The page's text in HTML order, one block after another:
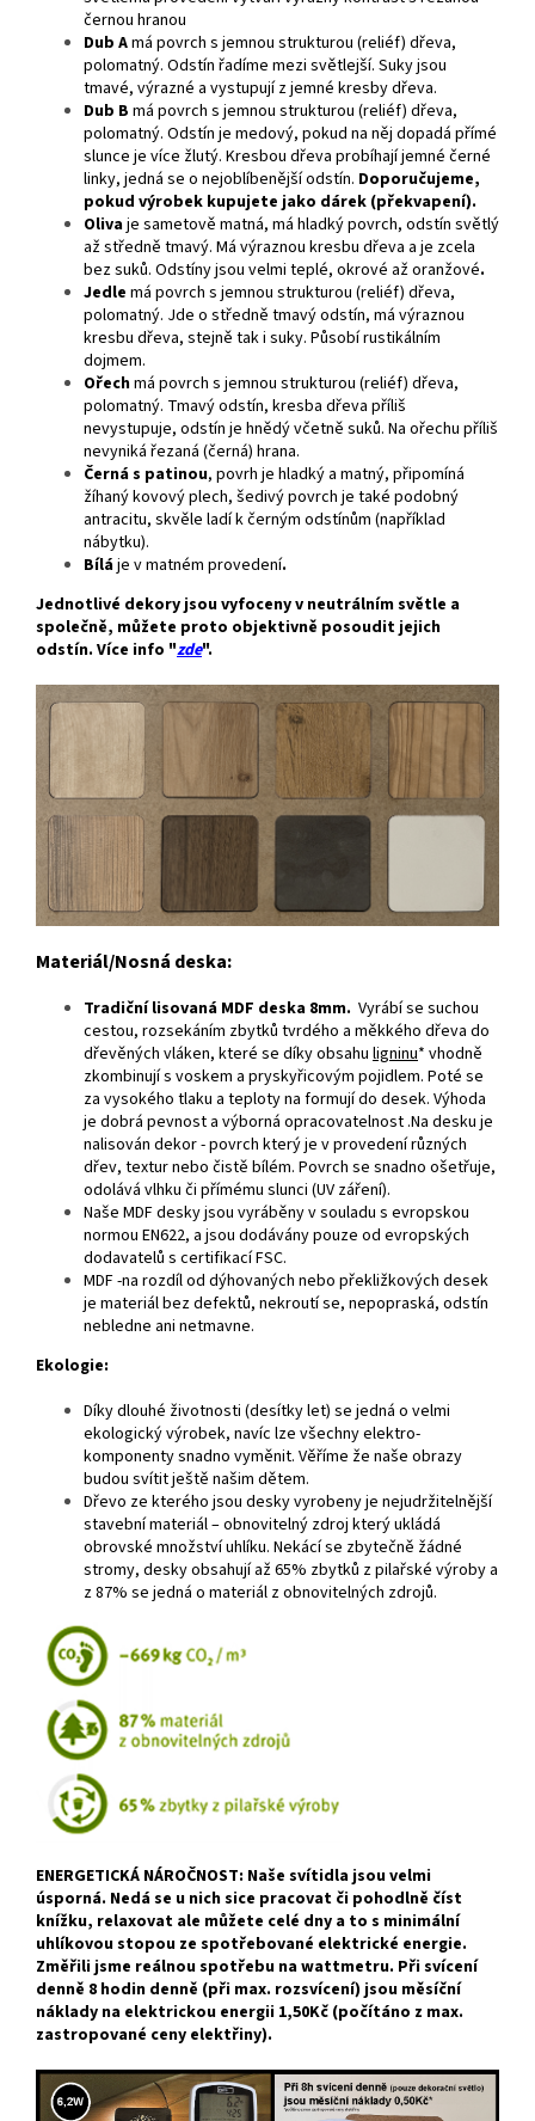
černou hranou
Dub Amá povrch s jemnou strukturou (reliéf) dřeva,
polomatný. Odstín řadíme mezi světlejší. Suky jsou
tmavé, výrazné a vystupují z jemné kresby dřeva.
Dub B má povrch s jemnou strukturou (reliéf) dřeva,
polomatný. Odstín je medový, pokud na něj dopadá přímé
slunce je více žlutý. Kresbou dřeva probíhají jemné černé
linky, jedná se o nejoblíbenější odstín. Doporučujeme,
pokud výrobek kupujete jako dárek (překvapení).
Olivaje sametově matná, má hladký povrch, odstín světlý
až středně tmavý. Má výraznou kresbu dřeva a je zcela
bez suků. Odstíny jsou velmi teplé, okrové až oranžové.
Jedle má povrch s jemnou strukturou (reliéf) dřeva,
polomatný. Jde o středně tmavý odstín, má výraznou
kresbu dřeva, stejně tak i suky. Působí rustikálním
dojmem.
Ořechmá povrch s jemnou strukturou (reliéf) dřeva,
polomatný. Tmavý odstín, kresba dřeva příliš
nevystupuje, odstín je hnědý včetně suků. Na ořechu příliš
nevyniká řezaná (černá) hrana.
Černá s patinou, povrh je hladký a matný, připomíná
žíhaný kovový plech, šedivý povrch je také podobný
antracitu, skvěle ladí k černým odstínům (například
nábytku).
Bíláje v matném provedení.
Jednotlivé dekory jsou vyfoceny v neutrálním světle a
společně, můžete proto objektivně posoudit jejich
odstín. Více info "zde".
Materiál/Nosná deska:
Tradiční lisovaná MDF deska 8mm. Vyrábí se suchou
cestou, rozsekáním zbytků tvrdého a měkkého dřeva do
dřevěných vláken, které se díky obsahu ligninu* vhodně
zkombinují s voskem a pryskyřicovým pojidlem. Poté se
za vysokého tlaku a teploty na formují do desek. Výhoda
je dobrá pevnost a výborná opracovatelnost .Na desku je
nalisován dekor - povrch který je v provedení různých
dřev, textur nebo čistě bílém. Povrch se snadno ošetřuje,
odolává vlhku či přímému slunci (UV záření).
Naše MDF desky jsou vyráběny v souladu s evropskou
normou EN622, a jsou dodávány pouze od evropských
dodavatelů s certifikací FSC.
MDF -na rozdíl od dýhovaných nebo překližkových desek
je materiál bez defektů, nekroutí se, nepopraská, odstín
nebledne ani netmavne.
Ekologie:
Díky dlouhé životnosti (desítky let) se jedná o velmi
ekologický výrobek, navíc lze všechny elektro-
komponenty snadno vyměnit. Věříme že naše obrazy
budou svítit ještě našim dětem.
Dřevo ze kterého jsou desky vyrobeny je nejudržitelnější
stavební materiál – obnovitelný zdroj který ukládá
obrovské množství uhlíku. Nekácí se zbytečně žádné
stromy, desky obsahují až 65% zbytků z pilařské výroby a
z 87% se jedná o materiál z obnovitelných zdrojů.
ENERGETICKÁ NÁROČNOST: Naše svítidla jsou velmi
úsporná. Nedá se u nich sice pracovat či pohodlně číst
knížku, relaxovat ale můžete celé dny a to s minimální
uhlíkovou stopou ze spotřebované elektrické energie.
Změřili jsme reálnou spotřebu na wattmetru. Při svícení
denně 8 hodin denně (při max. rozsvícení) jsou měsíční
náklady na elektrickou energii 1,50Kč (počítáno z max.
zastropované ceny elektřiny).